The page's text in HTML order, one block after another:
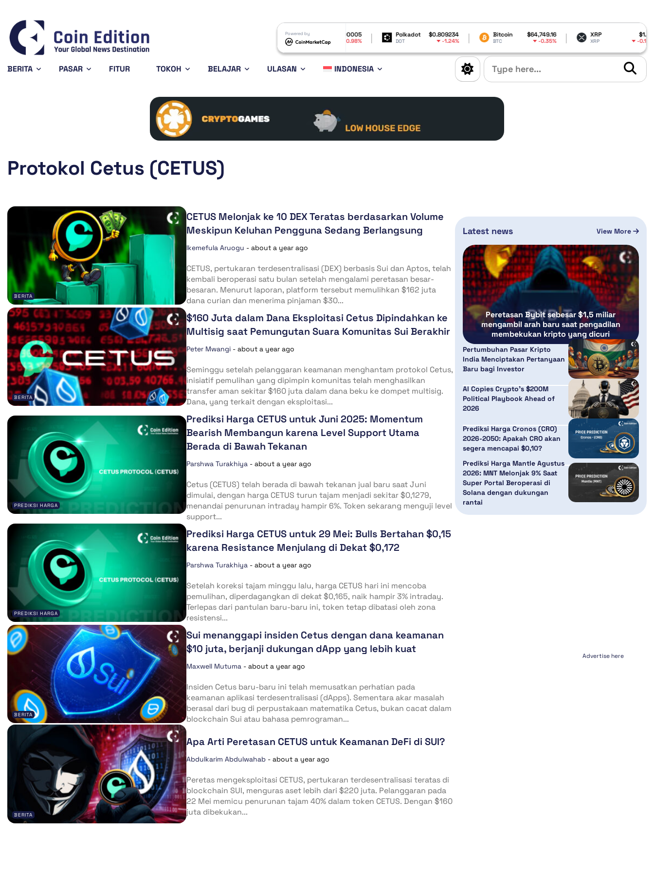
Powered by
$0.197417
-1.13%
Solana $76.15
1.85%
Shiba Inu $0.000005
-0.98%
Polkadot $0.809234 Bitcoin $64,749.16 XRP
BERITA PASAR FITUR TOKOH BELAJAR ULASAN INDONESIA
Protokol Cetus (CETUS)
BERITA
CETUS Melonjak ke 10 DEX Teratas berdasarkan Volume
Meskipun Keluhan Pengguna Sedang Berlangsung
Ikemefula Aruogu - about a year ago
CETUS, pertukaran terdesentralisasi (DEX) berbasis Sui dan Aptos, telah
kembali beroperasi satu bulan setelah mengalami peretasan besar-
besaran. Menurut laporan, platform tersebut memulihkan $162 juta
dana curian dan menerima pinjaman $30...
BERITA
$160 Juta dalam Dana Eksploitasi Cetus Dipindahkan ke
Multisig saat Pemungutan Suara Komunitas Sui Berakhir
Peter Mwangi - about a year ago
Seminggu setelah pelanggaran keamanan menghantam protokol Cetus,
inisiatif pemulihan yang dipimpin komunitas telah menghasilkan
transfer aman sekitar $160 juta dalam dana beku ke dompet multisig.
Dana, yang terkait dengan eksploitasi...
PREDIKSI HARGA
Prediksi Harga CETUS untuk Juni 2025: Momentum
Bearish Membangun karena Level Support Utama
Berada di Bawah Tekanan
Parshwa Turakhiya - about a year ago
Cetus (CETUS) telah berada di bawah tekanan jual baru saat Juni
dimulai, dengan harga CETUS turun tajam menjadi sekitar $0,1279,
menandai penurunan intraday hampir 6%. Token sekarang menguji level
support...
PREDIKSI HARGA
Prediksi Harga CETUS untuk 29 Mei: Bulls Bertahan $0,15
karena Resistance Menjulang di Dekat $0,172
Parshwa Turakhiya - about a year ago
Setelah koreksi tajam minggu lalu, harga CETUS hari ini mencoba
pemulihan, diperdagangkan di dekat $0,165, naik hampir 3% intraday.
Terlepas dari pantulan baru-baru ini, token tetap dibatasi oleh zona
resistensi...
BERITA
Sui menanggapi insiden Cetus dengan dana keamanan
$10 juta, berjanji dukungan dApp yang lebih kuat
Maxwell Mutuma - about a year ago
Insiden Cetus baru-baru ini telah memusatkan perhatian pada
keamanan aplikasi terdesentralisasi (dApps). Sementara akar masalah
berasal dari bug di perpustakaan matematika Cetus, bukan cacat dalam
blockchain Sui atau bahasa pemrograman...
BERITA
Apa Arti Peretasan CETUS untuk Keamanan DeFi di SUI?
Abdulkarim Abdulwahab - about a year ago
Peretas mengeksploitasi CETUS, pertukaran terdesentralisasi teratas di
blockchain SUI, menguras aset lebih dari $220 juta. Pelanggaran pada
22 Mei memicu penurunan tajam 40% dalam token CETUS. Dengan $160
juta dibekukan...
Latest news View More
Peretasan Bybit sebesar $1,5 miliar
mengambil arah baru saat pengadilan
membekukan kripto yang dicuri
Pertumbuhan Pasar Kripto
India Menciptakan Pertanyaan
Baru bagi Investor
AI Copies Crypto’s $200M
Political Playbook Ahead of
2026
Prediksi Harga Cronos (CRO)
2026-2050: Apakah CRO akan
segera mencapai $0,10?
Prediksi Harga Mantle Agustus
2026: MNT Melonjak 9% Saat
Super Portal Beroperasi di
Solana dengan dukungan
rantai
Advertise here